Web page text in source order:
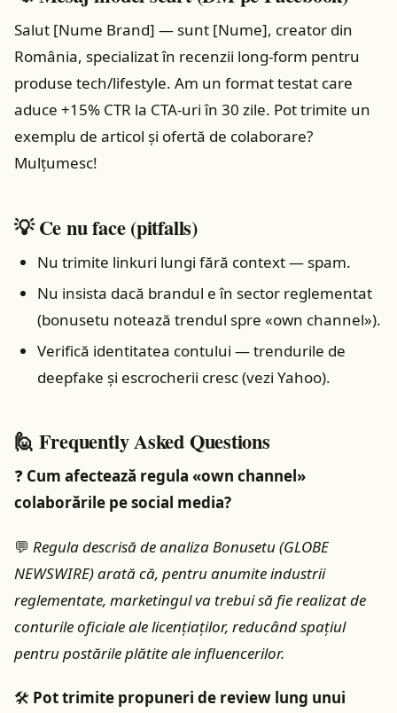
Salut [Nume Brand] — sunt [Nume], creator din
România, specializat în recenzii long-form pentru
produse tech/lifestyle. Am un format testat care
aduce +15% CTR la CTA-uri în 30 zile. Pot trimite un
exemplu de articol și ofertă de colaborare?
Mulțumesc!
💡 Ce nu face (pitfalls)
Nu trimite linkuri lungi fără context — spam.
Nu insista dacă brandul e în sector reglementat
(bonusetu notează trendul spre «own channel»).
Verifică identitatea contului — trendurile de
deepfake și escrocherii cresc (vezi Yahoo).
🙋 Frequently Asked Questions
❓ Cum afectează regula «own channel»
colaborările pe social media?
💬 Regula descrisă de analiza Bonusetu (GLOBE
NEWSWIRE) arată că, pentru anumite industrii
reglementate, marketingul va trebui să fie realizat de
conturile oficiale ale licențiaților, reducând spațiul
pentru postările plătite ale influencerilor.
🛠️ Pot trimite propuneri de review lung unui